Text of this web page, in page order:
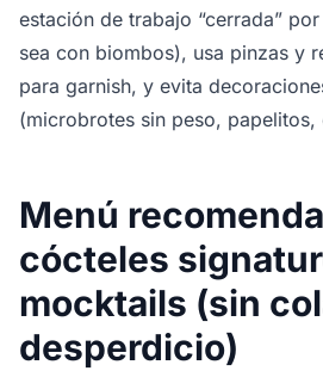
estación de trabajo “cerrada”
sea con biombos), usa pinzas y
para garnish, y evita
(microbrotes sin peso, papelitos,
Menú
cócteles
mocktails (sin
desperdicio)